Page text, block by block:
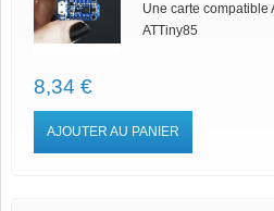
Une carte compatible
ATTiny85
8,34 €
AJOUTER AU PANIER